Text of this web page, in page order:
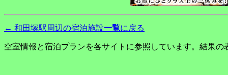
← 和田塚駅周辺の宿泊施設一覧に戻る
空室情報と宿泊プランを各サイトに参照しています。結果